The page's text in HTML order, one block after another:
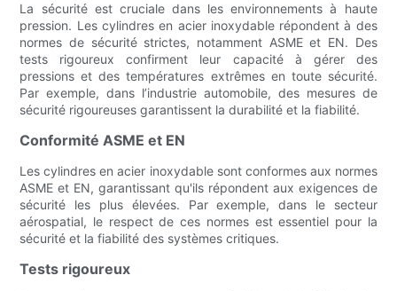
La sécurité est cruciale dans les environnements à haute
pression. Les cylindres en acier inoxydable répondent à des
normes de sécurité strictes, notamment ASME et EN. Des
tests rigoureux confirment leur capacité à gérer des
pressions et des températures extrêmes en toute sécurité.
Par exemple, dans l’industrie automobile, des mesures de
sécurité rigoureuses garantissent la durabilité et la fiabilité.
Conformité ASME et EN
Les cylindres en acier inoxydable sont conformes aux normes
ASME et EN, garantissant qu'ils répondent aux exigences de
sécurité les plus élevées. Par exemple, dans le secteur
aérospatial, le respect de ces normes est essentiel pour la
sécurité et la fiabilité des systèmes critiques.
Tests rigoureux